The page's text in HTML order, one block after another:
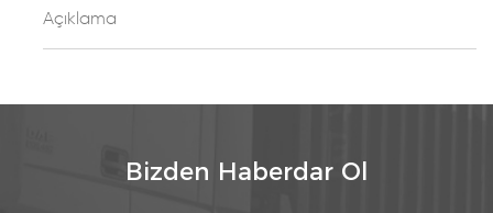
Açıklama
Bizden Haberdar Ol